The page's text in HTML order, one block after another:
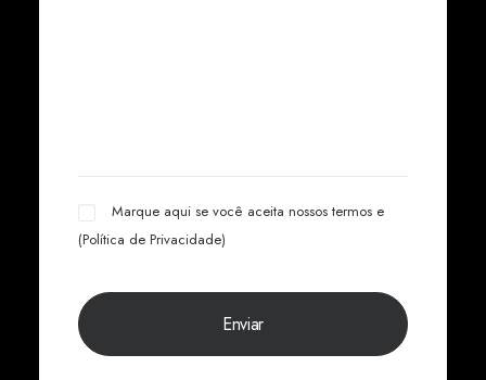
Marque aqui se você aceita nossos termos e
(Política de Privacidade)